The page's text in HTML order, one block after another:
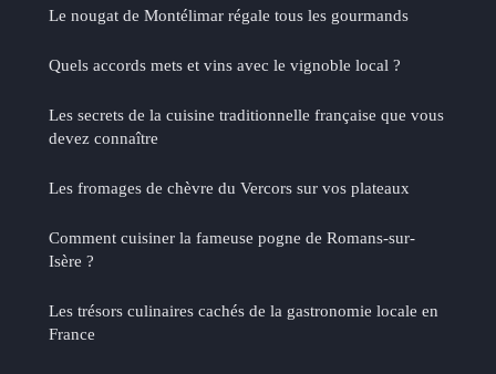
Le nougat de Montélimar régale tous les gourmands
Quels accords mets et vins avec le vignoble local ?
Les secrets de la cuisine traditionnelle française que vous
devez connaître
Les fromages de chèvre du Vercors sur vos plateaux
Comment cuisiner la fameuse pogne de Romans-sur-
Isère ?
Les trésors culinaires cachés de la gastronomie locale en
France